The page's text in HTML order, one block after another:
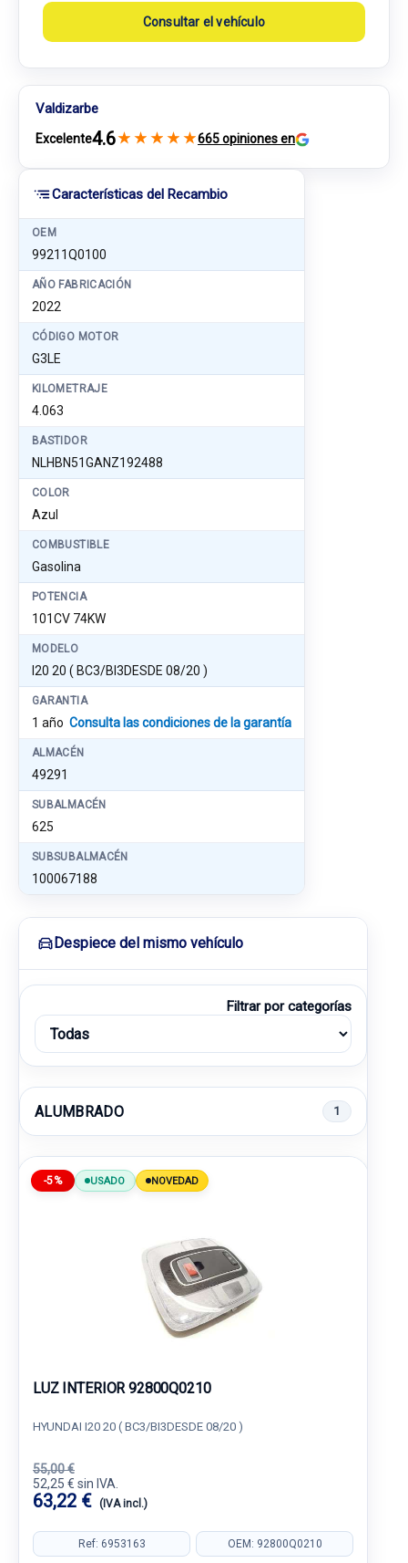
Características del Recambio
OEM
99211Q0100
AÑO FABRICACIÓN
2022
CÓDIGO MOTOR
G3LE
KILOMETRAJE
4.063
BASTIDOR
NLHBN51GANZ192488
COLOR
Azul
COMBUSTIBLE
Gasolina
POTENCIA
101CV 74KW
MODELO
I20 20 ( BC3/BI3DESDE 08/20 )
GARANTIA
1 año Consulta las condiciones de la garantía
ALMACÉN
49291
SUBALMACÉN
625
SUBSUBALMACÉN
100067188
Consultar el vehículo
Valdizarbe
Excelente4.6★ ★ ★ ★ ★665 opiniones en
Despiece del mismo vehículo
Filtrar por categorías
ALUMBRADO 1
-5% USADO NOVEDAD
LUZ INTERIOR 92800Q0210
HYUNDAI I20 20 ( BC3/BI3DESDE 08/20 )
55,00 €
52,25 € sin IVA.
63,22 € (IVA incl.)
Ref: 6953163 OEM: 92800Q0210